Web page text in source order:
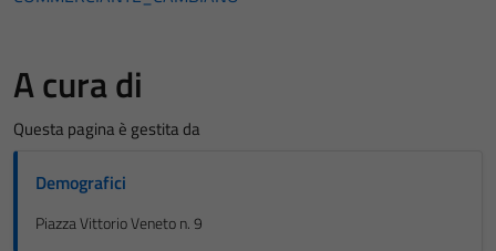
A cura di
Questa pagina è gestita da
Demografici
Piazza Vittorio Veneto n. 9